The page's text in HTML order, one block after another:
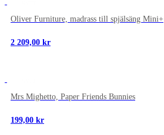
Oliver Furniture, madrass till spjälsäng Mini+
2 209,00 kr
Mrs Mighetto, Paper Friends Bunnies
199,00 kr